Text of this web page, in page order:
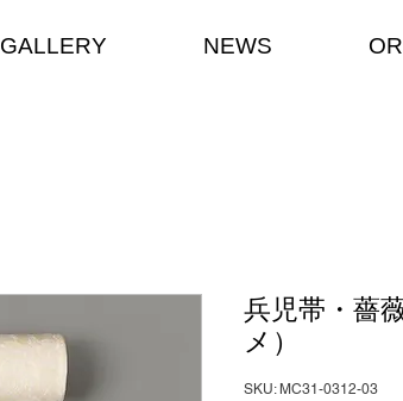
GALLERY NEWS
兵児帯・薔
メ）
SKU: MC31-0312-03